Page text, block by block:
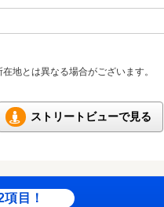
地とは異なる場合がございます。
ストリートビューで見る
目！